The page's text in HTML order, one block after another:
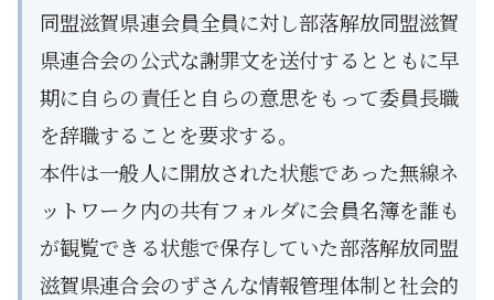
同盟滋賀県連会員全員に対し部落解放同盟滋賀
県連合会の公式な謝罪文を送付するとともに早
期に自らの責任と自らの意思をもって委員長職
を辞職することを要求する。
本件は一般人に開放された状態であった無線ネ
ットワーク内の共有フォルダに会員名簿を誰も
が観覧できる状態で保存していた部落解放同盟
滋賀県連合会のずさんな情報管理体制と社会的